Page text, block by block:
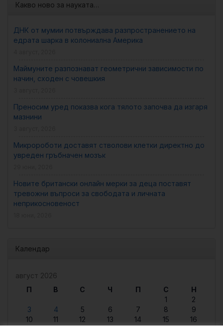
Какво ново за науката…
ДНК от мумии потвърждава разпространението на
едрата шарка в колониална Америка
Маймуните разпознават геометрични зависимости по
начин, сходен с човешкия
Преносим уред показва кога тялото започва да изгаря
мазнини
Микророботи доставят стволови клетки директно до
увреден гръбначен мозък
Новите британски онлайн мерки за деца поставят
тревожни въпроси за свободата и личната
неприкосновеност
Календар
август 2026
П
В С Ч П С
Н
1
2
3
4 5 6 7 8
9
10
11 12 13 14 15
16